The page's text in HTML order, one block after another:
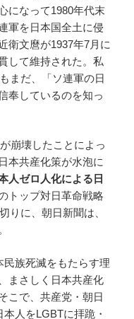
になって1980年代末
軍を日本国全土に侵
衛文麿が1937年7月に
して維持された。私
まだ、「ソ連軍の日
奉しているのを知っ
崩壊したことによっ
本共産化策が水泡に
人ゼロ人化による日
トップ対日革命戦略
りに、朝日新聞は、
族死滅をもたらす理
まさしく日本共産化
こで、共産党・朝日
人をLGBTに拝跪・